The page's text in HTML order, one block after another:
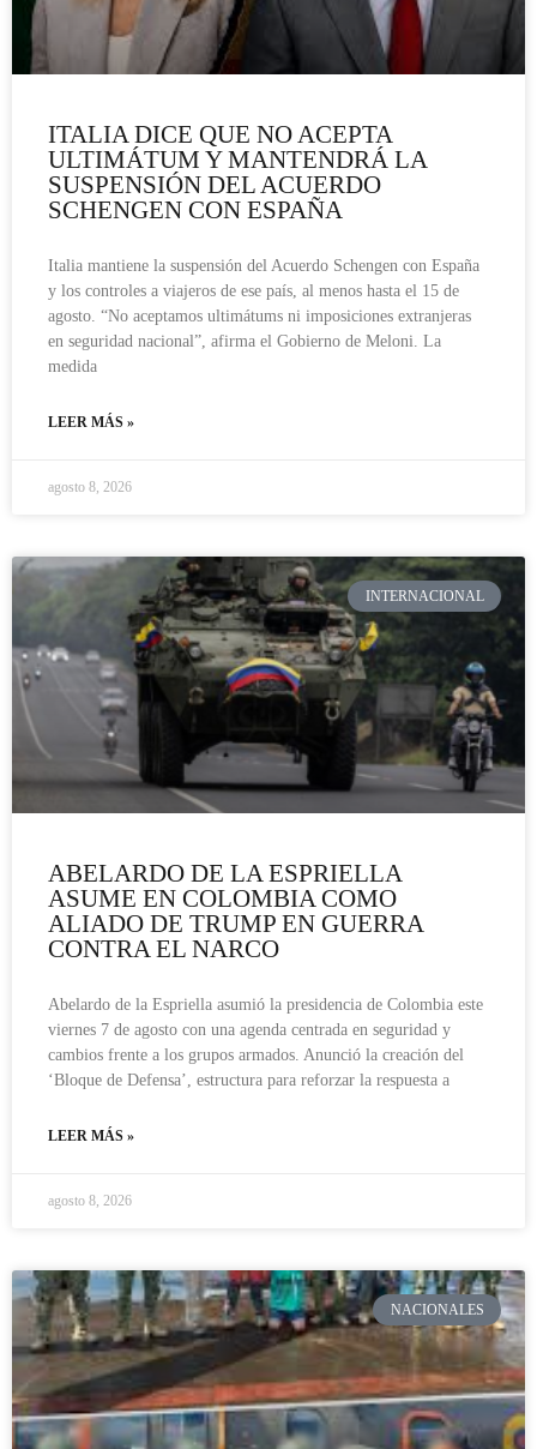
ITALIA DICE QUE NO ACEPTA
ULTIMÁTUM Y MANTENDRÁ LA
SUSPENSIÓN DEL ACUERDO
SCHENGEN CON ESPAÑA
Italia mantiene la suspensión del Acuerdo Schengen con España
y los controles a viajeros de ese país, al menos hasta el 15 de
agosto. “No aceptamos ultimátums ni imposiciones extranjeras
en seguridad nacional”, afirma el Gobierno de Meloni. La
medida
LEER MÁS »
agosto 8, 2026
INTERNACIONAL
ABELARDO DE LA ESPRIELLA
ASUME EN COLOMBIA COMO
ALIADO DE TRUMP EN GUERRA
CONTRA EL NARCO
Abelardo de la Espriella asumió la presidencia de Colombia este
viernes 7 de agosto con una agenda centrada en seguridad y
cambios frente a los grupos armados. Anunció la creación del
‘Bloque de Defensa’, estructura para reforzar la respuesta a
LEER MÁS »
agosto 8, 2026
NACIONALES